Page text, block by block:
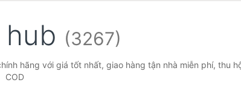
(3267)
hãng với giá tốt nhất, giao hàng tận nhà miễn phí, thu
COD